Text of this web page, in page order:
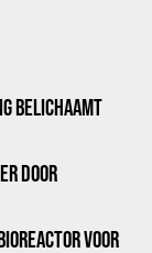
BELICHAAMT
DOOR
VOOR